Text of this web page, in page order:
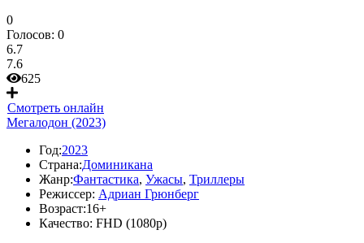
0
Голосов: 0
6.7
7.6
625
Смотреть онлайн
Мегалодон (2023)
Год:2023
Страна:Доминикана
Жанр:Фантастика, Ужасы, Триллеры
Режиссер: Адриан Грюнберг
Возраст:16+
Качество: FHD (1080p)